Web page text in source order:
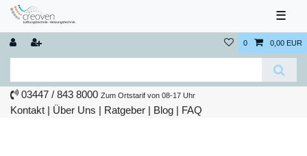
☰
0 0,00 EUR
03447 / 843 8000 Zum Ortstarif von 08-17 Uhr
Kontakt | Über Uns | Ratgeber | Blog | FAQ